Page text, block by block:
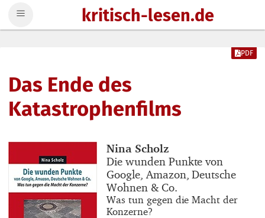
kritisch-lesen.de
Das Ende des
Katastrophenfilms
PDF
Buchautor_innen
Nina Scholz
Buchtitel
Die wunden Punkte von
Google, Amazon, Deutsche
Wohnen & Co.
Buchuntertitel
Was tun gegen die Macht der
Konzerne?